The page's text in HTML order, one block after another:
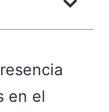
en el